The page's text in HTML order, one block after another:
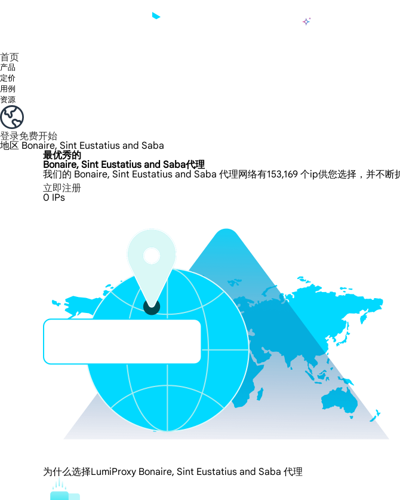
首页
产品
定价
用例
资源
登录免费开始
地区 Bonaire, Sint Eustatius and Saba
最优秀的
Bonaire, Sint Eustatius and Saba代理
我们的 Bonaire, Sint Eustatius and Saba 代理网络有153,169 个ip供您选择，并不
立即注册
0 IPs
为什么选择LumiProxy Bonaire, Sint Eustatius and Saba 代理